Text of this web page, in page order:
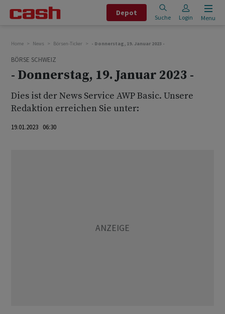
Depot
Suche Login Menu
Home News Börsen-Ticker - Donnerstag, 19. Januar 2023 -
BÖRSE SCHWEIZ
- Donnerstag, 19. Januar 2023 -
Dies ist der News Service AWP Basic. Unsere
Redaktion erreichen Sie unter:
19.01.2023 06:30